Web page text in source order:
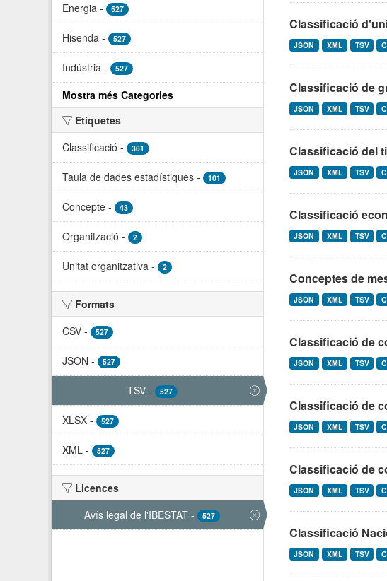
Energia - 527
Hisenda - 527
Indústria - 527
Mostra més Categories
Etiquetes
Classificació - 361
Taula de dades estadístiques - 101
Concepte - 43
Organització - 2
Unitat organitzativa - 2
Formats
CSV - 527
JSON - 527
TSV - 527
XLSX - 527
XML - 527
Licences
Avís legal de l'IBESTAT - 527
Classificació
JSON XML TSV
Classificació de
JSON XML TSV
Classificació del
JSON XML TSV
Classificació
JSON XML TSV
Conceptes de
JSON XML TSV
Classificació de
JSON XML TSV
Classificació de
JSON XML TSV
Classificació de
JSON XML TSV
Classificació
JSON XML TSV